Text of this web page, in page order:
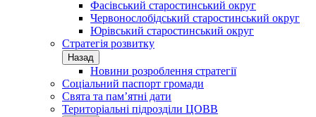
Фасівський старостинський округ
Червонослобідський старостинський округ
Юрівський старостинський округ
Стратегія розвитку
Назад
Новини розроблення стратегії
Соціальний паспорт громади
Свята та пам’ятні дати
Територіальні підрозділи ЦОВВ